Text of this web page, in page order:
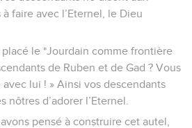
à faire avec l’Eternel, le Dieu
placé le *Jourdain comme frontière
de Ruben et de Gad ? Vous
avec lui ! » Ainsi vos descendants
d’adorer l’Eternel.
pensé à construire cet autel,